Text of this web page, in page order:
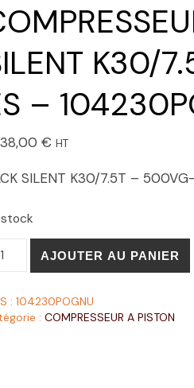
K30/
–
€ HT
SILENT K30/7.5T –
stock
AJOUTER AU PANIER
: 104230POGNU
: COMPRESSEUR A PISTON